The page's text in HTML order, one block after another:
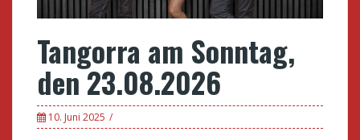
Tangorra am Sonntag,
den 23.08.2026
10. Juni 2025